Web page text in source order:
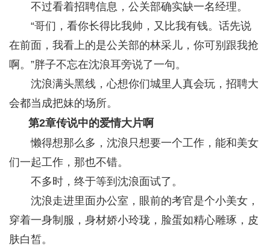
不过看着招聘信息，公关部确实缺一名经理。
“哥们，看你长得比我帅，又比我有钱。话先说
在前面，我看上的是公关部的林采儿，你可别跟我抢
啊。”胖子不忘在沈浪耳旁说了一句。
沈浪满头黑线，心想你们城里人真会玩，招聘大
会都当成把妹的场所。
第2章传说中的爱情大片啊
懒得想那么多，沈浪只想要一个工作，能和美女
们一起工作，那也不错。
不多时，终于等到沈浪面试了。
沈浪走进里面办公室，眼前的考官是个小美女，
穿着一身制服，身材娇小玲珑，脸蛋如精心雕琢，皮
肤白皙。